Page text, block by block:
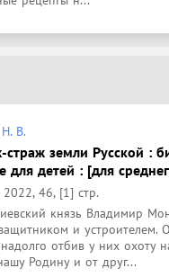
В.
земли Русской :
для детей : [для
46, [1] стр.
князь Владимир
и устроителем.
отбив у них охоту
Родину и от друг...